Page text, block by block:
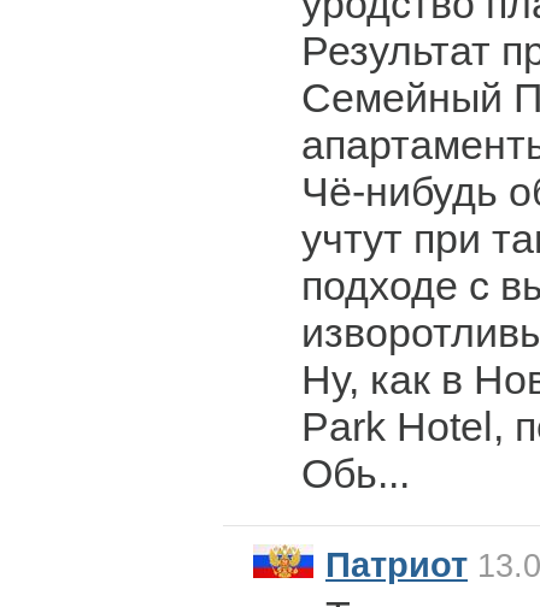
Результат
Семейный
Чё-нибудь
учтут при
подходе с
Ну, как в
Park Hotel,
Обь...
Патриот